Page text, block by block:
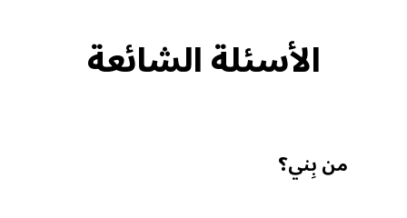
الأسئلة الشائعة
من بِني؟